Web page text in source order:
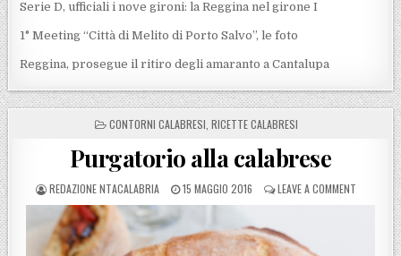
Serie D, ufficiali i nove gironi: la Reggina nel girone I
1° Meeting “Città di Melito di Porto Salvo”, le foto
Reggina, prosegue il ritiro degli amaranto a Cantalupa
POSTED IN
CONTORNI CALABRESI RICETTE CALABRESI
Purgatorio alla calabrese
POSTED BY
REDAZIONE NTACALABRIA POSTED ON
15 MAGGIO 2016 LEAVE A COMMENT ON